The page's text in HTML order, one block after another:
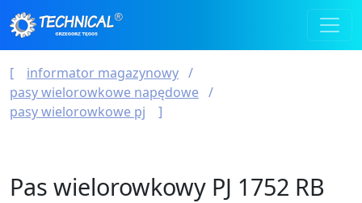
informator magazynowy
pasy wielorowkowe napędowe
pasy wielorowkowe pj
Pas wielorowkowy PJ 1752 RB